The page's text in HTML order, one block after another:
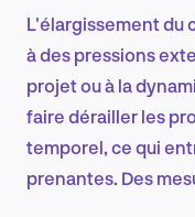
L'élargissement du
à des pressions
projet ou à la
faire dérailler les
temporel, ce qui
prenantes. Des